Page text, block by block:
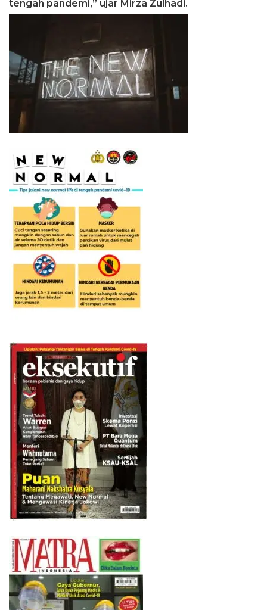
tengah pandemi,” ujar Mirza Zulhadi.